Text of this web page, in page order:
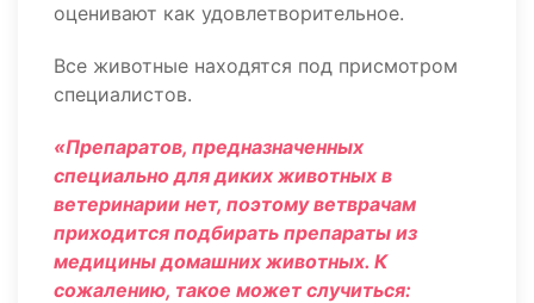
оценивают как удовлетворительное.
Все животные находятся под присмотром
специалистов.
«Препаратов, предназначенных
специально для диких животных в
ветеринарии нет, поэтому ветврачам
приходится подбирать препараты из
медицины домашних животных. К
сожалению, такое может случиться: